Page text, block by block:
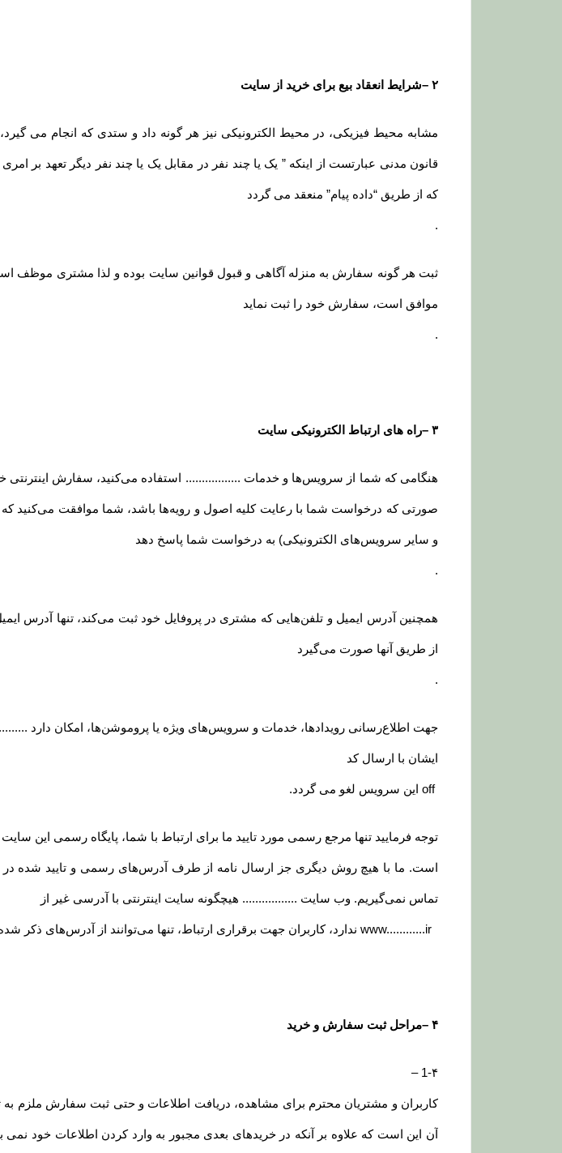
۲ –شرایط انعقاد بیع برای خرید از سایت
قانون مدنی عبارتست از اینکه ” یک یا چند نفر در مقابل یک یا چند نفر دیگر تعهد بر
که از طریق “داده پیام” منعقد می گردد
.
ثبت هر گونه سفارش به منزله آگاهی و قبول قوانین سایت بوده و لذا مشتری موظف
موافق است، سفارش خود را ثبت نماید
.
۳ –راه های ارتباط الکترونیکی سایت
هنگامی که شما از سرویس‌‏ها و خدمات ................. استفاده می‏‌کنید، سفارش اینترنتی
صورتی که درخواست شما با رعایت کلیه اصول و رویه‏‌ها باشد، شما موافقت می‌‏کنید
و سایر سرویس‌های الکترونیکی) به درخواست شما پاسخ دهد
.
همچنین آدرس ایمیل و تلفن‌هایی که مشتری در پروفایل خود ثبت می‌کند، تنها آدرس
از طریق آنها صورت می‌گیرد
.
جهت اطلاع‌رسانی رویدادها، خدمات و سرویس‌های ویژه یا پروموشن‌ها، امکان دارد
ایشان با ارسال کد
off این سرویس لغو می گردد.
توجه فرمایید تنها مرجع رسمی مورد تایید ما برای ارتباط با شما، پایگاه رسمی این
است. ما با هیچ روش دیگری جز ارسال نامه از طرف آدرس‏‌های رسمی و تایید شده
تماس نمی‌‏گیریم. وب سایت ................. هیچگونه سایت اینترنتی با آدرسی غیر از
www............ir ندارد، کاربران جهت برقراری ارتباط، تنها می‏‌توانند از آدرس‌‏های ذکر
۴ –مراحل ثبت سفارش و خرید
1-۴ –
کاربران و مشتریان محترم برای مشاهده، دریافت اطلاعات و حتی ثبت سفارش ملزم
آن این است که علاوه بر آنکه در خریدهای بعدی مجبور به وارد کردن اطلاعات خود نمی